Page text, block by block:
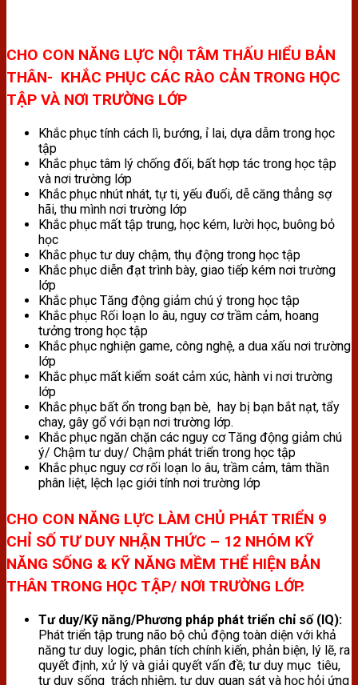
CHO CON NĂNG LỰC NỘI TÂM THẤU HIỂU BẢN
THÂN- KHẮC PHỤC CÁC RÀO CẢN TRONG HỌC
TẬP VÀ NƠI TRƯỜNG LỚP
Khắc phục tính cách lì, bướng, ỉ lai, dựa dẫm trong học
tập
Khắc phục tâm lý chống đối, bất hợp tác trong học tập
và nơi trường lớp
Khắc phục nhút nhát, tự ti, yếu đuối, dễ căng thẳng sợ
hãi, thu mình nơi trường lớp
Khắc phục mất tập trung, học kém, lười học, buông bỏ
học
Khắc phục tư duy chậm, thụ động trong học tập
Khắc phục diễn đạt trình bày, giao tiếp kém nơi trường
lớp
Khắc phục Tăng động giảm chú ý trong học tập
Khắc phục Rối loạn lo âu, nguy cơ trầm cảm, hoang
tưởng trong học tập
Khắc phục nghiện game, công nghệ, a dua xấu nơi trường
lớp
Khắc phục mất kiểm soát cảm xúc, hành vi nơi trường
lớp
Khắc phục bất ổn trong bạn bè, hay bị bạn bắt nạt, tẩy
chay, gây gổ với bạn nơi trường lớp.
Khắc phục ngăn chặn các nguy cơ Tăng động giảm chú
ý/ Chậm tư duy/ Chậm phát triển trong học tập
Khắc phục nguy cơ rối loạn lo âu, trầm cảm, tâm thần
phân liệt, lệch lạc giới tính nơi trường lớp
CHO CON NĂNG LỰC LÀM CHỦ PHÁT TRIỂN 9
CHỈ SỐ TƯ DUY NHẬN THỨC – 12 NHÓM KỸ
NĂNG SỐNG & KỸ NĂNG MỀM THỂ HIỆN BẢN
THÂN TRONG HỌC TẬP/ NƠI TRƯỜNG LỚP.
Tư duy/Kỹ năng/Phương pháp phát triển chỉ số (IQ):
Phát triển tập trung não bộ chủ động toàn diện với khả
năng tư duy logic, phân tích chính kiến, phản biện, lý lẽ, ra
quyết định, xử lý và giải quyết vấn đề; tư duy mục tiêu,
tư duy sống trách nhiệm, tư duy quan sát và học hỏi ứng